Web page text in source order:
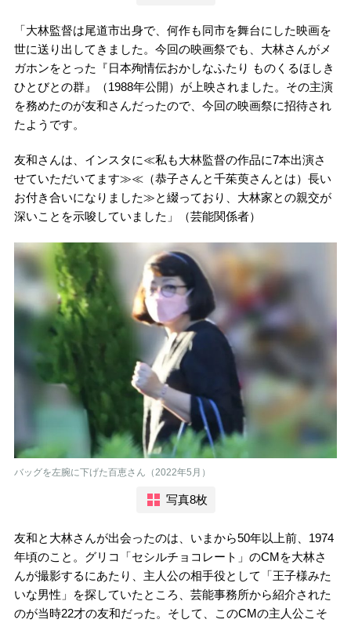
「大林監督は尾道市出身で、何作も同市を舞台にした映画を
世に送り出してきました。今回の映画祭でも、大林さんがメ
ガホンをとった『日本殉情伝おかしなふたり ものくるほしき
ひとびとの群』（1988年公開）が上映されました。その主演
を務めたのが友和さんだったので、今回の映画祭に招待され
たようです。
友和さんは、インスタに≪私も大林監督の作品に7本出演さ
せていただいてます≫≪（恭子さんと千茱萸さんとは）長い
お付き合いになりました≫と綴っており、大林家との親交が
深いことを示唆していました」（芸能関係者）
バッグを左腕に下げた百恵さん（2022年5月）
写真8枚
友和と大林さんが出会ったのは、いまから50年以上前、1974
年頃のこと。グリコ「セシルチョコレート」のCMを大林さ
んが撮影するにあたり、主人公の相手役として「王子様みた
いな男性」を探していたところ、芸能事務所から紹介された
のが当時22才の友和だった。そして、このCMの主人公こそ